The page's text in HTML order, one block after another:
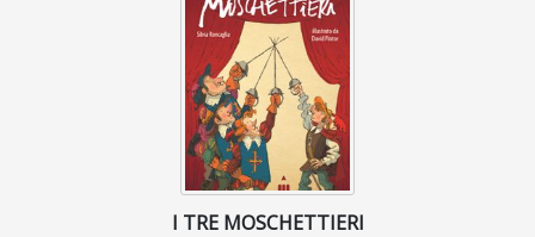
I TRE MOSCHETTIERI